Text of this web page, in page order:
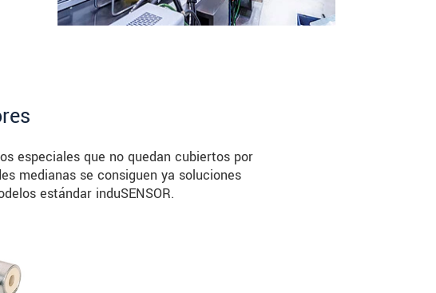
especiales que no quedan cubiertos por
medianas se consiguen ya soluciones
estándar induSENSOR.